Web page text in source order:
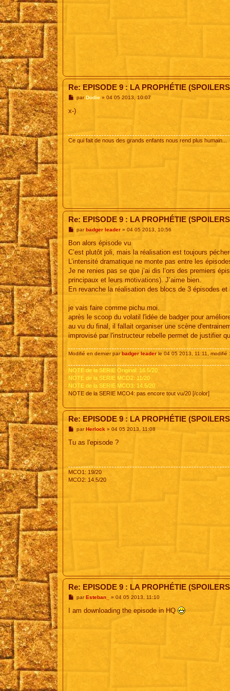
Re: EPISODE 9 : LA PROPHÉTIE
M
s
s
parDodie » 04 05 2013, 10:07
x-)
Ce qui fait de nous des grands enfants nous rend plus humain...
Re: EPISODE 9 : LA PROPHÉTIE
M
s
a
g
parbadger leader» 04 05 2013, 10:56
Bon alors épisode vu
C’est plutôt joli, mais la réalisation est toujours
L’intensité dramatique ne monte pas entre les
Je ne renies pas se que j’ai dis l’ors des premiers
principaux et leurs motivations). J’aime bien.
En revanche la réalisation des blocs de 3 épisodes
je vais faire comme pichu moi.
après le scoop du volatil l'idée de badger pour
au vu du final, il fallait organiser une scène
improvisé par l'instructeur rebelle permet de justifier
Modifié en dernier parbadger leader le 04 05 2013, 11:11, modifié
NOTE de la SERIE Original: 16.5/20.
NOTE de la SERIE MCO2: 11/20
NOTE de la SERIE MCO3: 14.5/20
NOTE de la SERIE MCO4: pas encore tout vu/20 [/color]
Re: EPISODE 9 : LA PROPHÉTIE
M
s
par Herlock » 04 05 2013, 11:08
Tu as l'episode ?
MCO1: 19/20
MCO2: 14.5/20
Re: EPISODE 9 : LA PROPHÉTIE
M
s
parEsteban_ » 04 05 2013, 11:10
I am downloading the episode in HQ